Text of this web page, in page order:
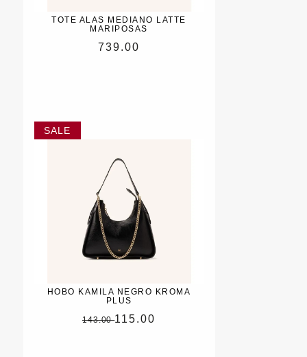
TOTE ALAS MEDIANO LATTE
MARIPOSAS
739.00
HOBO KAMILA NEGRO KROMA
PLUS
143.00115.00